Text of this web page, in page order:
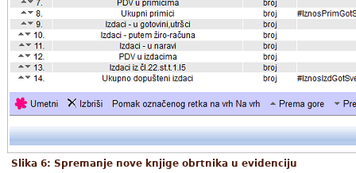
Slika 6: Spremanje nove knjige obrtnika u evidenciju